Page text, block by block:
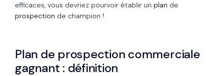
efficaces, vous devriez pourvoir établir un plan de
prospection de champion !
Plan de prospection commerciale
gagnant : définition